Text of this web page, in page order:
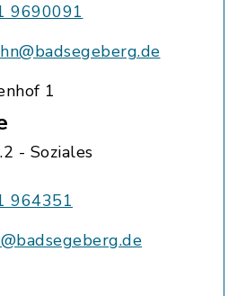
9690091
1
- Soziales
964351